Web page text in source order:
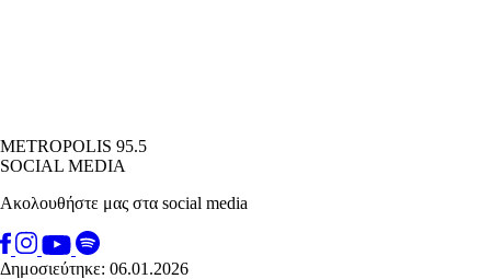
METROPOLIS 95.5
SOCIAL MEDIA
Ακολουθήστε μας στα social media
Δημοσιεύτηκε: 06.01.2026